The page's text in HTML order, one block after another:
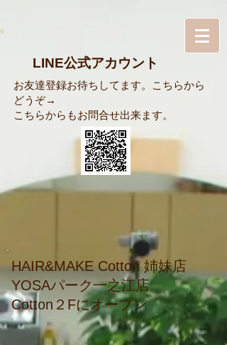
LINE公式アカウント
お友達登録お待ちしてます。こちらから
どうぞ→
​こちらからもお問合せ出来ます。
HAIR&MAKE Cotton 姉妹店
​YOSAパーク一之江店
​Cotton２Fにオープン